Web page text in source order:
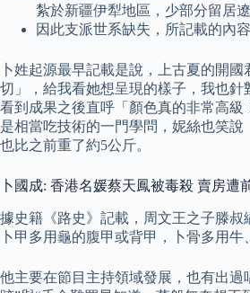
紮於新疆伊犁地區，少部分留居遼
因此支派世系缺失，所記載的內
卜姓起源最早記載是說，上古夏的開
切」，給我看她想呈現的樣子，我也
看到成果之後直呼「顏色真的非常高
是相當吃技術的一門學問，妮絲也笑
也比之前重了約5公斤。
卜國成: 香港名媛蔡天鳳被毒殺 賣房遭
據史籍《路史》記載，周文王之子滕
卜甲多用龜的腹甲或背甲，卜骨多用
他主要在節目主持領域發展，也有出